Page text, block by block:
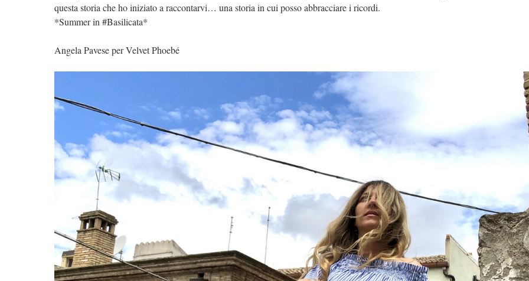
questa storia che ho iniziato a raccontarvi… una storia in cui posso abbracciare i ricordi.
*Summer in #Basilicata*
Angela Pavese per Velvet Phoebé